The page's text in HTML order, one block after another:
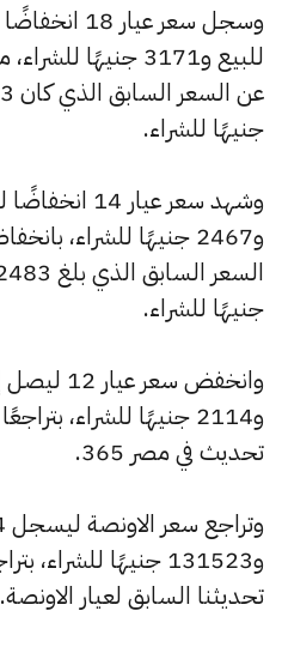
جنيهًا للشراء.
جنيهًا للشراء.
تحديث في مصر 365.
تحديثنا السابق لعيار الاونصة.